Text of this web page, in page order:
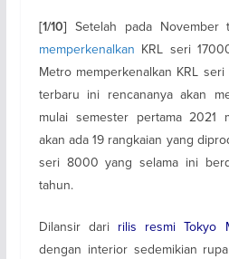
[1/10] Setelah pada
memperkenalkan KRL seri
Metro memperkenalkan KRL
terbaru ini rencananya akan
mulai semester pertama 2021
akan ada 19 rangkaian yang
seri 8000 yang selama ini
tahun.
Dilansir dari rilis resmi Tokyo
dengan interior sedemikian